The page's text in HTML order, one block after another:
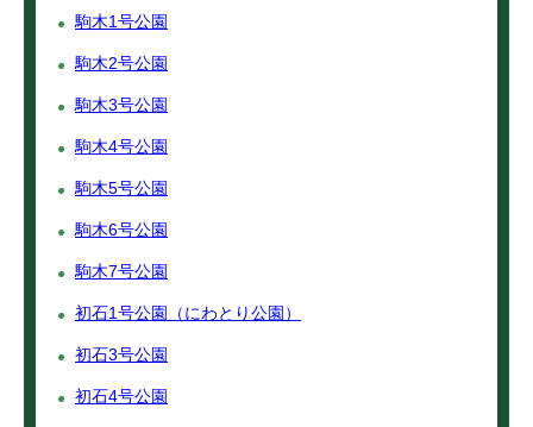
駒木1号公園
駒木2号公園
駒木3号公園
駒木4号公園
駒木5号公園
駒木6号公園
駒木7号公園
初石1号公園（にわとり公園）
初石3号公園
初石4号公園